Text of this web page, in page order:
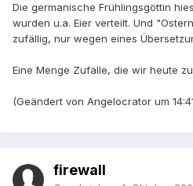
Die germanische Frühlingsgöttin
wurden u.a. Eier verteilt. Und
zufällig, nur wegen eines
Eine Menge Zufälle, die wir heute
(Geändert von Angelocrator um
firewall